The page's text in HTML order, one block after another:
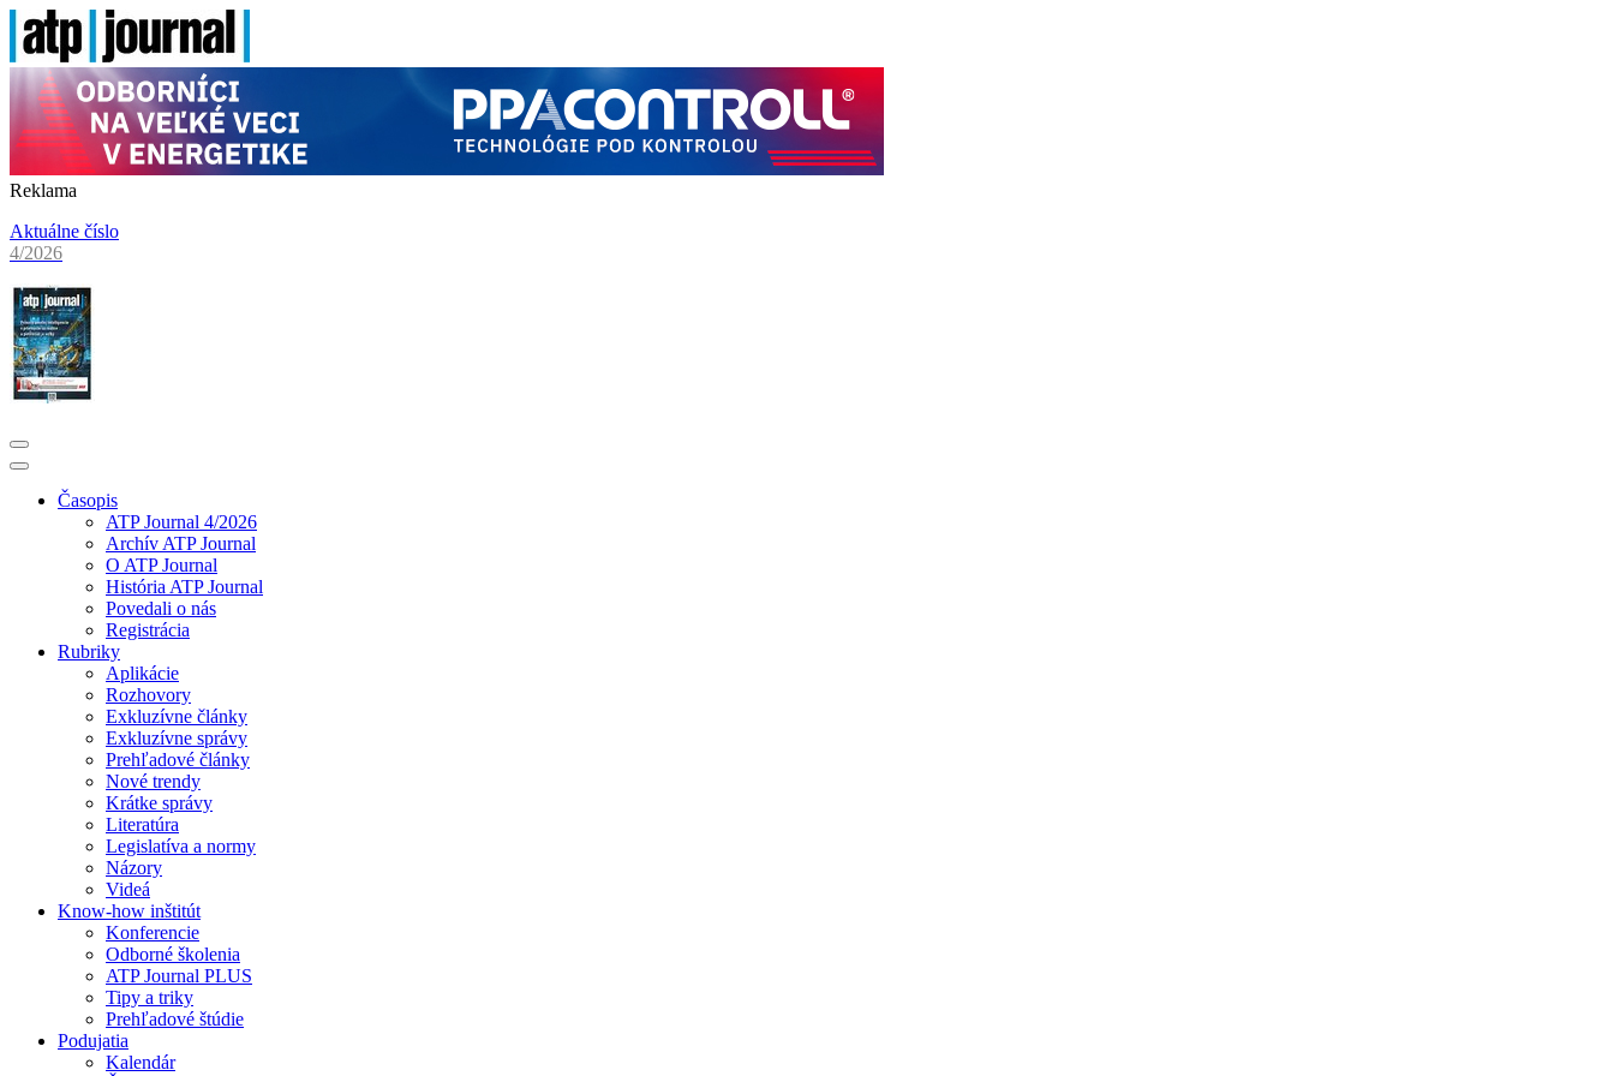
Reklama
Aktuálne číslo
4/2026
Časopis
ATP Journal 4/2026
Archív ATP Journal
O ATP Journal
História ATP Journal
Povedali o nás
Registrácia
Rubriky
Aplikácie
Rozhovory
Exkluzívne články
Exkluzívne správy
Prehľadové články
Nové trendy
Krátke správy
Literatúra
Legislatíva a normy
Názory
Videá
Know-how inštitút
Konferencie
Odborné školenia
ATP Journal PLUS
Tipy a triky
Prehľadové štúdie
Podujatia
Kalendár